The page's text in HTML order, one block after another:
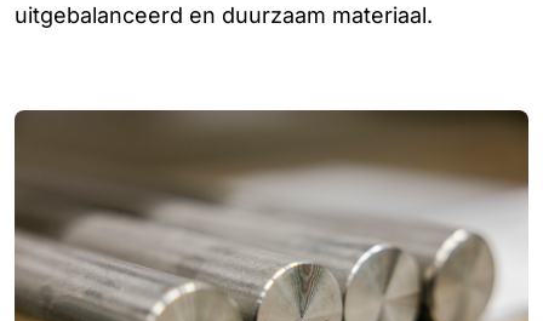
uitgebalanceerd en duurzaam materiaal.